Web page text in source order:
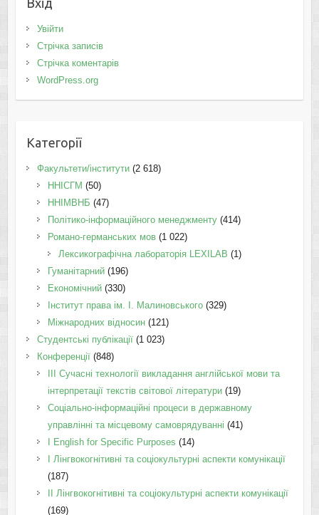
Вхід
Увійти
Стрічка записів
Стрічка коментарів
WordPress.org
Категорії
Факультети/інститути(2 618)
ННІСГМ (50)
ННІМВНБ (47)
Політико-інформаційного менеджменту(414)
Романо-германських мов(1 022)
Лексикографічна лабораторія LEXILAB (1)
Гуманітарний(196)
Економічний(330)
Інститут права ім. І. Малиновського(329)
Міжнародних відносин(121)
Студентські публікації(1 023)
Конференції(848)
III Сучасні технології викладання англійської мови та
інтерпретації текстів світової літератури(19)
Соціально-інформаційні процеси в державному
управлінні та місцевому самоврядуванні (41)
І English for Specific Purposes (14)
I Лінгвокогнітивні та соціокультурні аспекти комунікації
(187)
IІ Лінгвокогнітивні та соціокультурні аспекти комунікації
(169)